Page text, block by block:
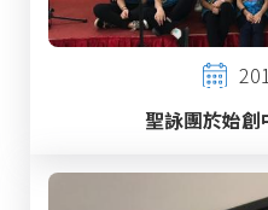
聖詠團於始創